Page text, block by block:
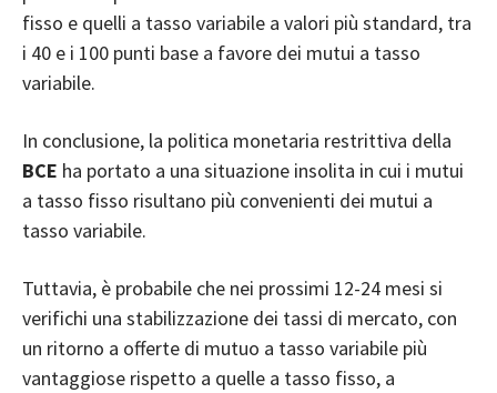
fisso e quelli a tasso variabile a valori più standard, tra
i 40 e i 100 punti base a favore dei mutui a tasso
variabile.
In conclusione, la politica monetaria restrittiva della
BCE ha portato a una situazione insolita in cui i mutui
a tasso fisso risultano più convenienti dei mutui a
tasso variabile.
Tuttavia, è probabile che nei prossimi 12-24 mesi si
verifichi una stabilizzazione dei tassi di mercato, con
un ritorno a offerte di mutuo a tasso variabile più
vantaggiose rispetto a quelle a tasso fisso, a